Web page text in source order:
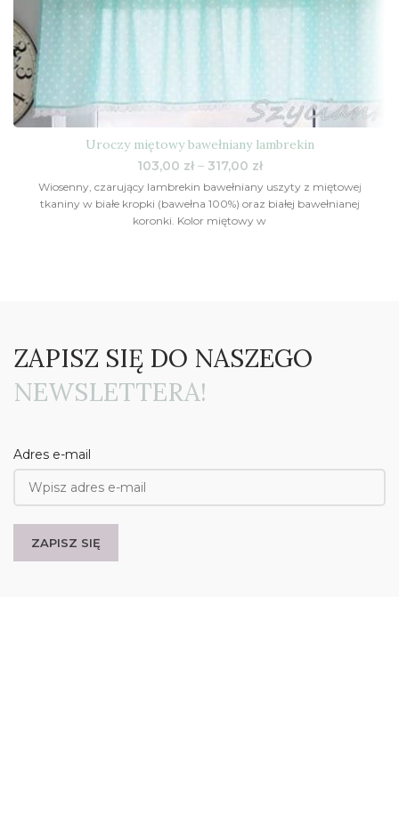
Uroczy miętowy bawełniany lambrekin
103,00 zł – 317,00 złZakres
od
103,00 zł
do
Wiosenny, czarujący lambrekin bawełniany uszyty z miętowej
tkaniny w białe kropki (bawełna 100%) oraz białej bawełnianej
koronki. Kolor miętowy w
ZAPISZ SIĘ DO NASZEGO
NEWSLETTERA!
Adres e-mail